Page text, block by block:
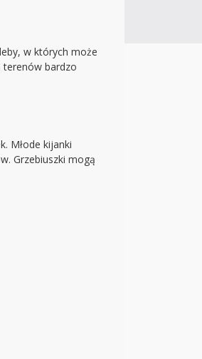
w których może
terenów bardzo
Młode kijanki
Grzebiuszki mogą